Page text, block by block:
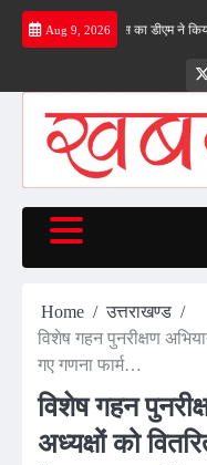
Skip
Aug 9, 2026
बाईपास का डीएम ने किया निरीक्षण…
Home
उत्तराखण्ड
विशेष गहन पुनरीक्षण
गए गणना फार्म…
विशेष गहन
अध्यक्षों को